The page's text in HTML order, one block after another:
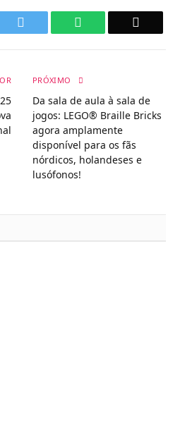
WhatsApp
PRÓXIMO
Da sala de aula à sala de
jogos: LEGO® Braille Bricks
agora amplamente
disponível para os fãs
nórdicos, holandeses e
lusófonos!